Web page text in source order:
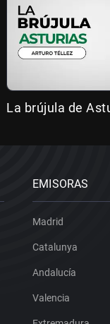
La brújula de
EMISORAS
Madrid
Catalunya
Andalucía
Valencia